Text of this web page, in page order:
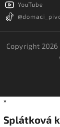
YouTube
Copyright 2026
×
Splátková